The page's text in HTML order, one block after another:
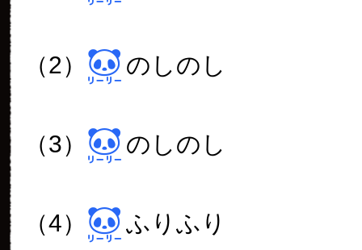
（2） のしのし
（3） のしのし
（4） ふりふり